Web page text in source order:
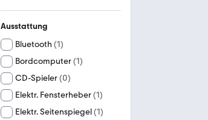
Ausstattung
Bluetooth (1)
Bordcomputer(1)
CD-Spieler(0)
Elektr. Fensterheber(1)
Elektr. Seitenspiegel(1)